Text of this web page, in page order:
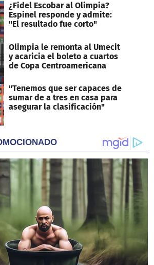
¿Fidel Escobar al Olimpia?
Espinel responde y admite:
"El resultado fue corto"
Olimpia le remonta al Umecit
y acaricia el boleto a cuartos
de Copa Centroamericana
"Tenemos que ser capaces de
sumar de a tres en casa para
asegurar la clasificación"